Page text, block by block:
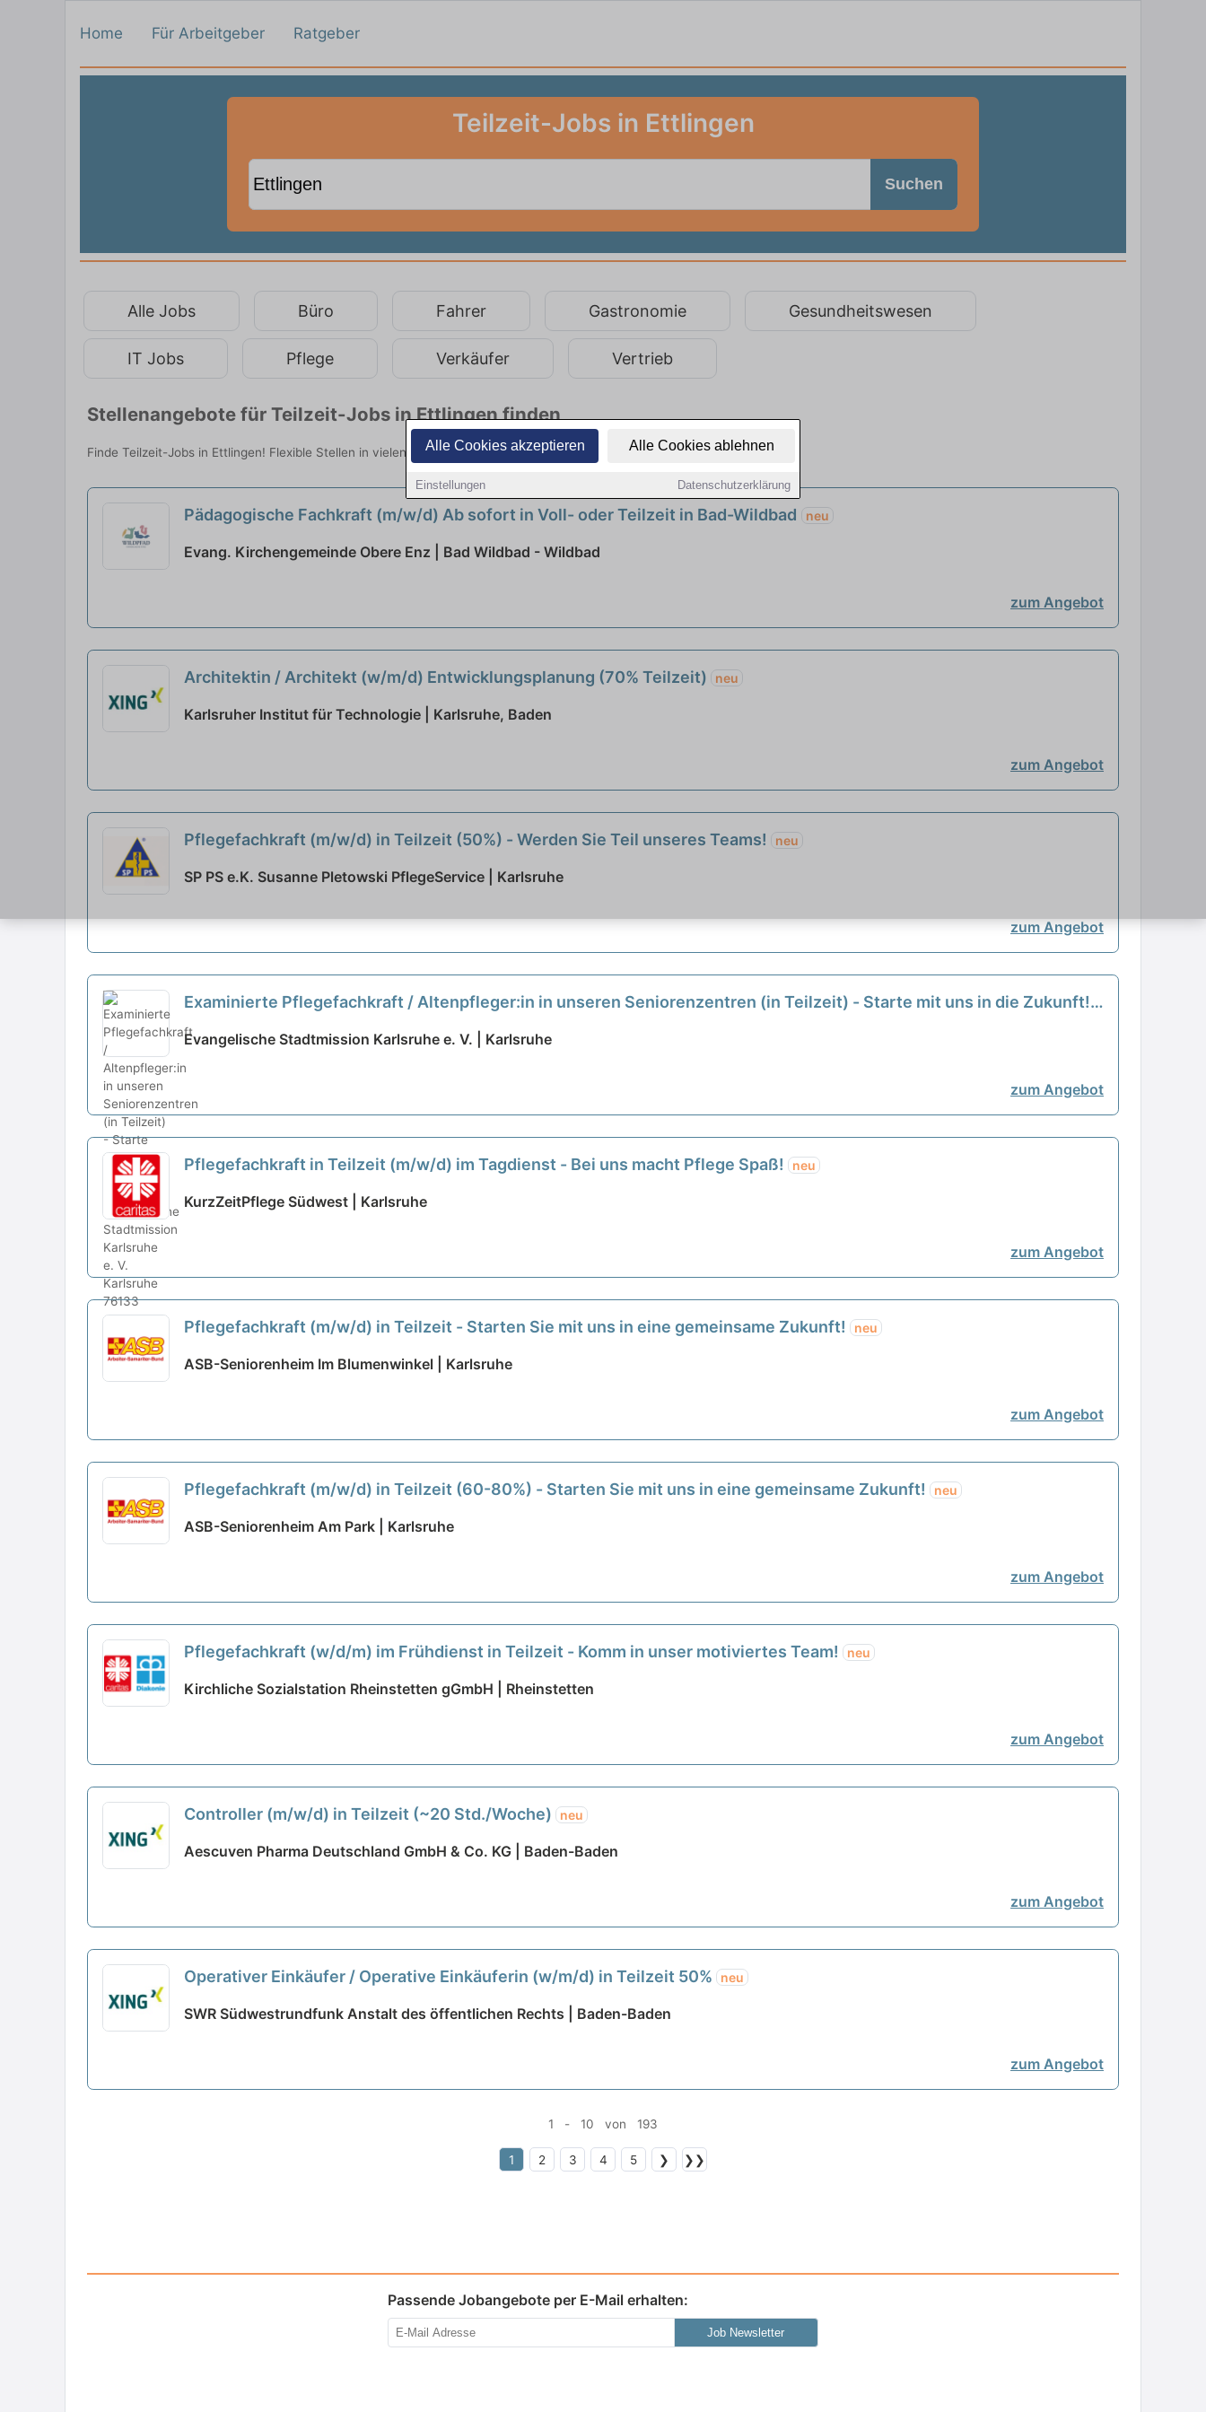
Alle Cookies akzeptieren Alle Cookies ablehnen
Einstellungen Datenschutzerklärung
Home Für Arbeitgeber Ratgeber
Teilzeit-Jobs in Ettlingen
Suchen
Alle Jobs Büro Fahrer Gastronomie Gesundheitswesen
IT Jobs Pflege Verkäufer Vertrieb
Stellenangebote für Teilzeit-Jobs in Ettlingen finden
Finde Teilzeit-Jobs in Ettlingen! Flexible Stellen in vielen Branchen. Jetzt bewerben!
Pädagogische Fachkraft (m/w/d) Ab sofort in Voll- oder Teilzeit in Bad-Wildbad neu
Evang. Kirchengemeinde Obere Enz | Bad Wildbad - Wildbad
zum Angebot
Architektin / Architekt (w/m/d) Entwicklungsplanung (70% Teilzeit) neu
Karlsruher Institut für Technologie | Karlsruhe, Baden
zum Angebot
Pflegefachkraft (m/w/d) in Teilzeit (50%) - Werden Sie Teil unseres Teams! neu
SP PS e.K. Susanne Pletowski PflegeService | Karlsruhe
zum Angebot
Examinierte Pflegefachkraft / Altenpfleger:in in unseren Seniorenzentren (in Teilzeit) - Starte mit uns in die Zukunft!
neu
Evangelische Stadtmission Karlsruhe e. V. | Karlsruhe
zum Angebot
Pflegefachkraft in Teilzeit (m/w/d) im Tagdienst - Bei uns macht Pflege Spaß! neu
KurzZeitPflege Südwest | Karlsruhe
zum Angebot
Pflegefachkraft (m/w/d) in Teilzeit - Starten Sie mit uns in eine gemeinsame Zukunft! neu
ASB-Seniorenheim Im Blumenwinkel | Karlsruhe
zum Angebot
Pflegefachkraft (m/w/d) in Teilzeit (60-80%) - Starten Sie mit uns in eine gemeinsame Zukunft! neu
ASB-Seniorenheim Am Park | Karlsruhe
zum Angebot
Pflegefachkraft (w/d/m) im Frühdienst in Teilzeit - Komm in unser motiviertes Team! neu
Kirchliche Sozialstation Rheinstetten gGmbH | Rheinstetten
zum Angebot
Controller (m/w/d) in Teilzeit (~20 Std./Woche) neu
Aescuven Pharma Deutschland GmbH & Co. KG | Baden-Baden
zum Angebot
Operativer Einkäufer / Operative Einkäuferin (w/m/d) in Teilzeit 50% neu
SWR Südwestrundfunk Anstalt des öffentlichen Rechts | Baden-Baden
zum Angebot
1 - 10 von 193
1 2 3 4 5 ❯ ❯❯
Passende Jobangebote per E-Mail erhalten:
Job Newsletter